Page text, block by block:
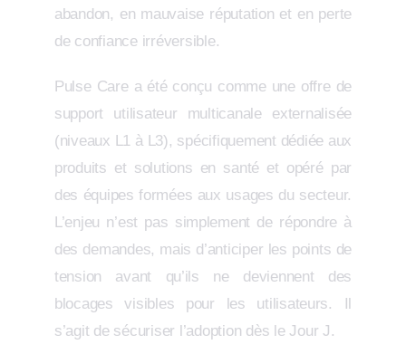
abandon, en mauvaise réputation et en perte
de confiance irréversible.
Pulse Care a été conçu comme une offre de
support utilisateur multicanale externalisée
(niveaux L1 à L3), spécifiquement dédiée aux
produits et solutions en santé et opéré par
des équipes formées aux usages du secteur.
L’enjeu n’est pas simplement de répondre à
des demandes, mais d’anticiper les points de
tension avant qu’ils ne deviennent des
blocages visibles pour les utilisateurs. Il
s’agit de sécuriser l’adoption dès le Jour J.